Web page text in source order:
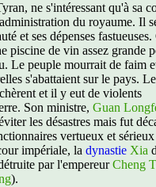
ne s'intéressant qu'à sa
du royaume. Il
et ses dépenses
piscine de vin assez grande
Le peuple mourrait de faim
s'abattaient sur le pays.
et il y eut de violents
Son ministre,Guan
les désastres mais fut
vertueux et sérieux
impériale, ladynastie Xia
par l'empereur Cheng
).